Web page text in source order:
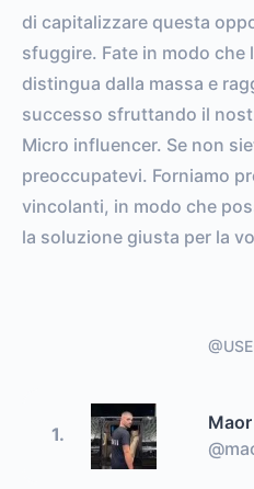
di capitalizzare questa
sfuggire. Fate in modo che
distingua dalla massa e
successo sfruttando il
Micro influencer. Se non
preoccupatevi. Forniamo
vincolanti, in modo che
la soluzione giusta per la
1.